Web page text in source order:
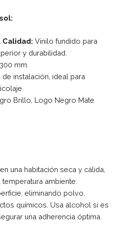
Vinilo fundido para
y durabilidad.
mm.
de instalación, ideal para
Brillo, Logo Negro Mate
una habitación seca y cálida,
ambiente.
eliminando polvo,
químicos. Usa alcohol si es
una adherencia óptima.